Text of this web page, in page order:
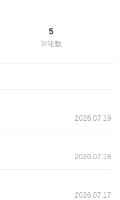
5
评论数
2026.07.19
2026.07.18
2026.07.17